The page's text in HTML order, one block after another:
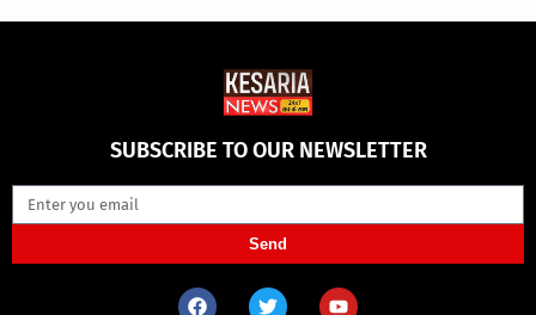
SUBSCRIBE TO OUR NEWSLETTER
Send